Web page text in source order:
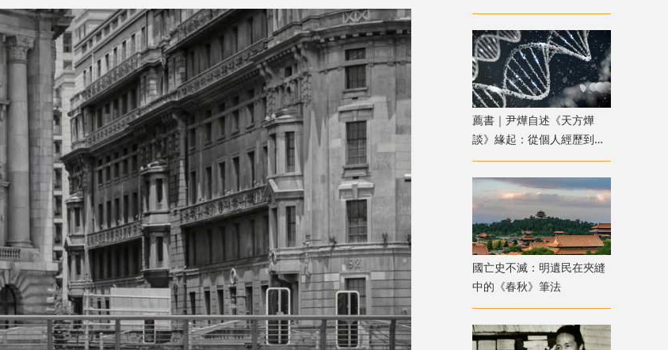
中國》
薦書｜尹燁自述《天方燁
談》緣起：從個人經歷到生
命科學普及
國亡史不滅：明遺民在夾縫
中的《春秋》筆法